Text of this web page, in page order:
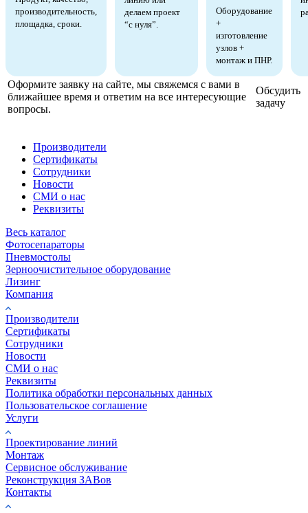
производительность,
площадка, сроки.
делаем проект
“с нуля”.
Оборудование
+
изготовление
узлов +
монтаж и ПНР.
Оформите заявку на сайте, мы свяжемся с вами в
ближайшее время и ответим на все интересующие
вопросы.
Обсудить
задачу
Производители
Сертификаты
Сотрудники
Новости
СМИ о нас
Реквизиты
Весь каталог
Фотосепараторы
Пневмостолы
Зерноочистительное оборудование
Лизинг
Компания
Производители
Сертификаты
Сотрудники
Новости
СМИ о нас
Реквизиты
Политика обработки персональных данных
Пользовательское соглашение
Услуги
Проектирование линий
Монтаж
Сервисное обслуживание
Реконструкция ЗАВов
Контакты